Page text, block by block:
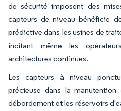
de sécurité imposent des
capteurs de niveau bénéficie
prédictive dans les usines de
incitant même les
architectures continues.
Les capteurs à niveau
précieuse dans la
débordement et les réservoirs